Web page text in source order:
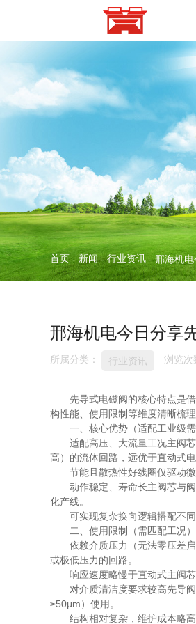
首页-新闻 -行业资讯 -邢海机
邢海机电今日分享
所属分类： 行业资讯 浏览次
先导式电磁阀的核心特点是
构性能、使用限制等维度清晰梳理
一、核心优势（适配工业级需
适配高压、大流量工况主阀
高）的流体回路，远优于直动式
节能且散热性好线圈仅驱动
动作稳定、寿命长主阀芯与
化产线。
可实现复杂换向逻辑搭配不
二、使用限制（需匹配工况）
依赖介质压力（无法零压差
或极低压力的回路。
响应速度略慢于直动式主阀
对介质清洁度要求较高先导
≥50μm）使用。
结构相对复杂，维护成本略